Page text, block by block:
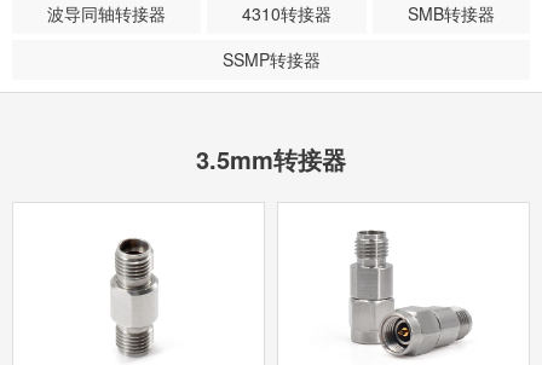
波导同轴转接器
4310转接器
SMB转接器
SSMP转接器
3.5mm转接器